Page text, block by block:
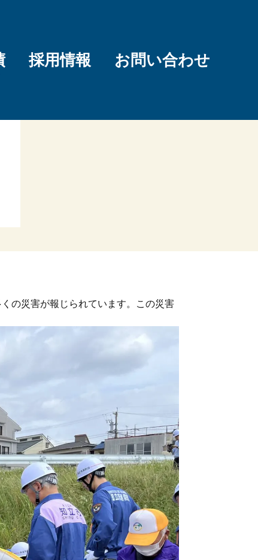
採用情報 お問い合わせ
の災害が報じられています。この災害